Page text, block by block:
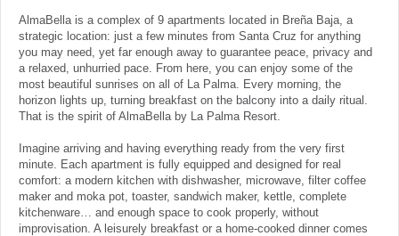
AlmaBella is a complex of 9 apartments located in Breña Baja, a
strategic location: just a few minutes from Santa Cruz for anything
you may need, yet far enough away to guarantee peace, privacy and
a relaxed, unhurried pace. From here, you can enjoy some of the
most beautiful sunrises on all of La Palma. Every morning, the
horizon lights up, turning breakfast on the balcony into a daily ritual.
That is the spirit of AlmaBella by La Palma Resort.
Imagine arriving and having everything ready from the very first
minute. Each apartment is fully equipped and designed for real
comfort: a modern kitchen with dishwasher, microwave, filter coffee
maker and moka pot, toaster, sandwich maker, kettle, complete
kitchenware… and enough space to cook properly, without
improvisation. A leisurely breakfast or a home-cooked dinner comes